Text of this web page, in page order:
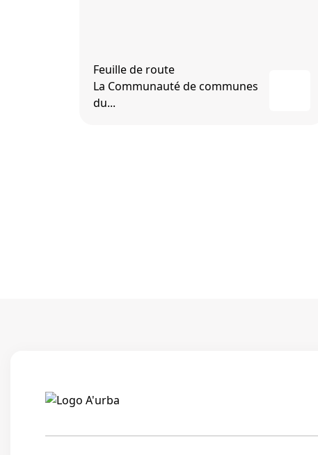
Feuille de route
La Communauté de communes
du...